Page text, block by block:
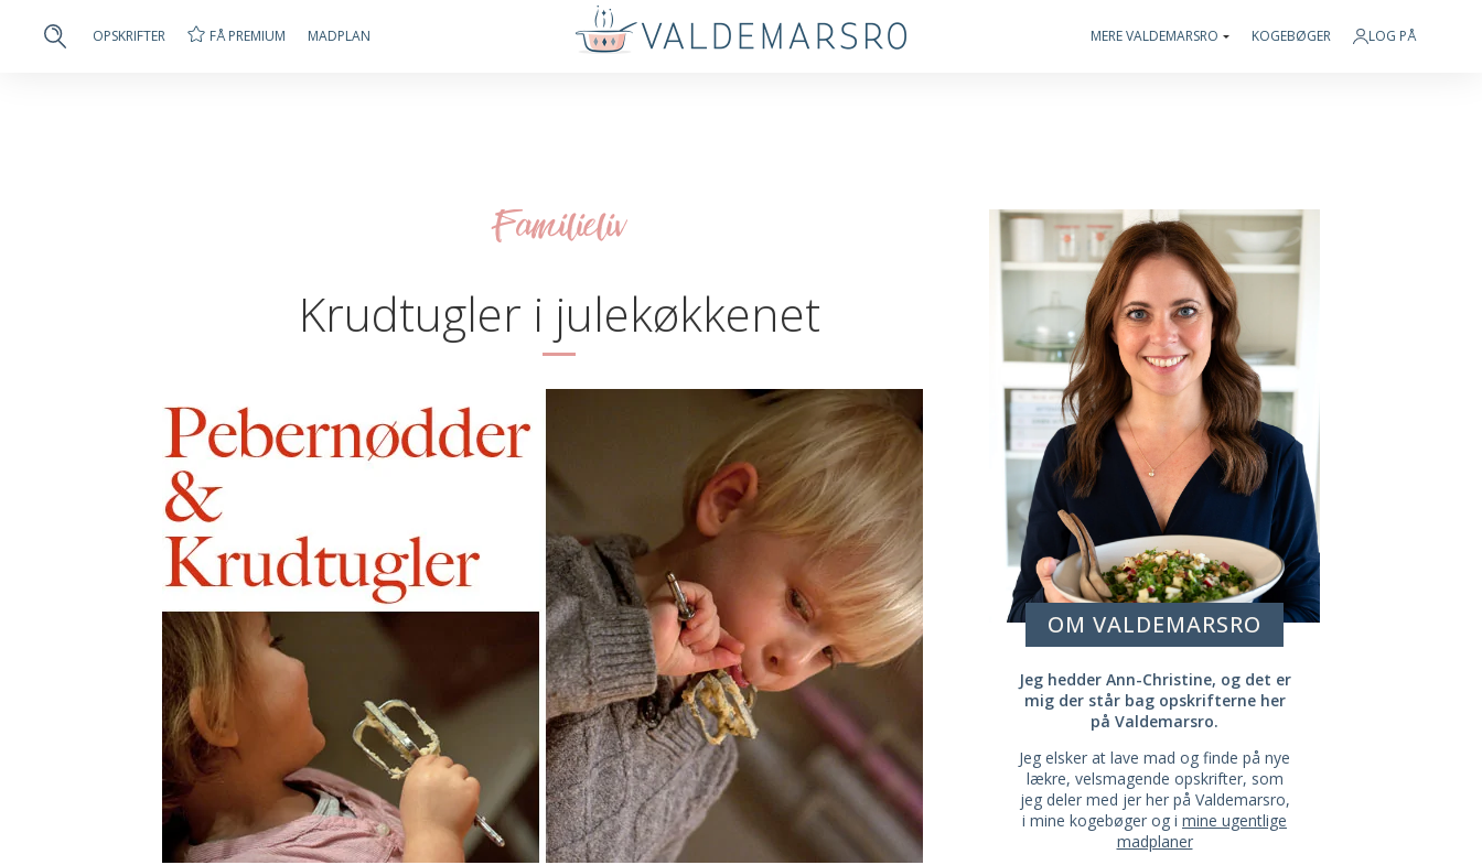
OPSKRIFTER FÅ PREMIUM MADPLAN MERE VALDEMARSRO KOGEBØGER LOG PÅ
Familieliv
Krudtugler i julekøkkenet
OM VALDEMARSRO
Jeg hedder Ann-Christine, og det er
mig der står bag opskrifterne her
på Valdemarsro.
Jeg elsker at lave mad og finde på nye
lækre, velsmagende opskrifter, som
jeg deler med jer her på Valdemarsro,
i mine kogebøger og i mine ugentlige
madplaner